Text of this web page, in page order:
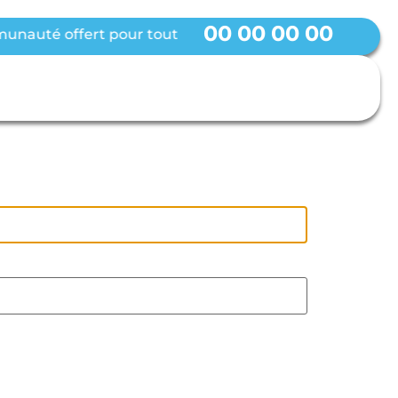
offert pour tout achat d’une formule ●
00 00 00 00